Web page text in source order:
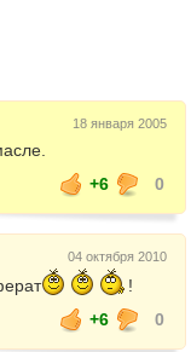
18 января 2005
+6
0
04 октября 2010
!
+6
0